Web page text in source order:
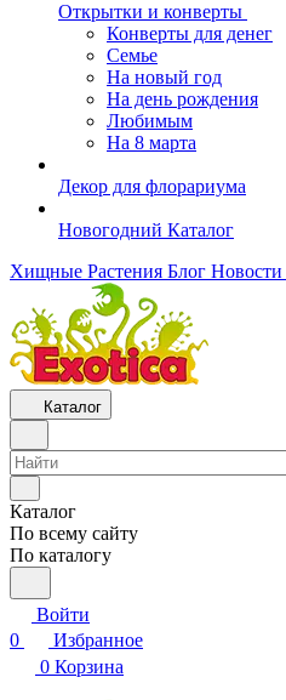
Открытки и конверты
Конверты для денег
Семье
На новый год
На день рождения
Любимым
На 8 марта
Декор для флорариума
Новогодний Каталог
Хищные Растения Блог Новости
Каталог
Каталог
По всему сайту
По каталогу
Войти
0
Избранное
0 Корзина